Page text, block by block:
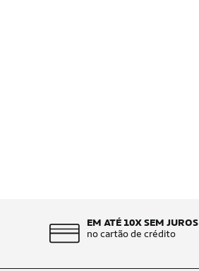
EM ATÉ 10X SEM JUROS
no cartão de crédito